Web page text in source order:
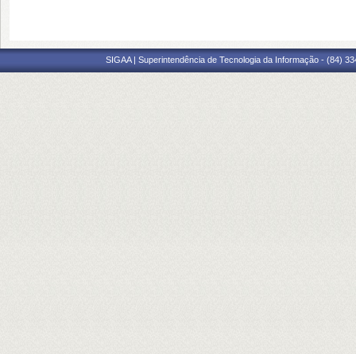
SIGAA | Superintendência de Tecnologia da Informação - (84)